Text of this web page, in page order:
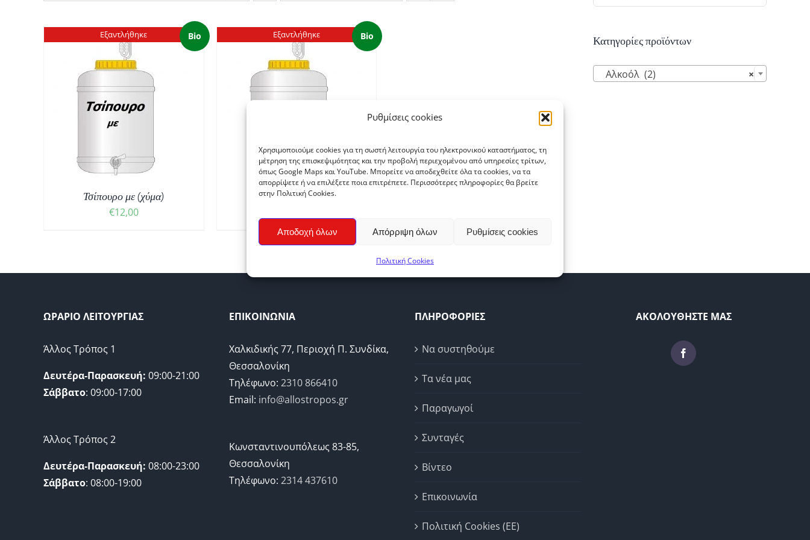
Ρυθμίσεις cookies
Χρησιμοποιούμε cookies για τη σωστή λειτουργία του ηλεκτρονικού καταστήματος, τη
μέτρηση της επισκεψιμότητας και την προβολή περιεχομένου από υπηρεσίες τρίτων,
όπως Google Maps και YouTube. Μπορείτε να αποδεχθείτε όλα τα cookies, να τα
απορρίψετε ή να επιλέξετε ποια επιτρέπετε. Περισσότερες πληροφορίες θα βρείτε
στην Πολιτική Cookies.
Αποδοχή όλων Απόρριψη όλων Ρυθμίσεις cookies
Πολιτική Cookies
Εξαντλήθηκε Bio
Τσίπουρο με (χύμα)
€12,00
Εξαντλήθηκε
ΛΕΠΤΟΜΈΡΕΙΕΣ
Bio
Τσίπουρο χωρίς (χύμα)
Κατηγορίες προϊόντων
×
Αλκοόλ (2)
ΩΡΑΡΙΟ ΛΕΙΤΟΥΡΓΙΑΣ
Άλλος Τρόπος 1
Δευτέρα-Παρασκευή: 09:00-21:00
Σάββατο: 09:00-17:00
Άλλος Τρόπος 2
Δευτέρα-Παρασκευή: 08:00-23:00
Σάββατο: 08:00-19:00
ΕΠΙΚΟΙΝΩΝΙΑ
Χαλκιδικής 77, Περιοχή Π. Συνδίκα,
Θεσσαλονίκη
Τηλέφωνο: 2310 866410
Email: info@allostropos.gr
Κωνσταντινουπόλεως 83-85,
Θεσσαλονίκη
Τηλέφωνο: 2314 437610
ΠΛΗΡΟΦΟΡΙΕΣ
Να συστηθούμε
Τα νέα μας
Παραγωγοί
Συνταγές
Βίντεο
Επικοινωνία
Πολιτική Cookies (ΕΕ)
ΑΚΟΛΟΥΘΗΣΤΕ ΜΑΣ